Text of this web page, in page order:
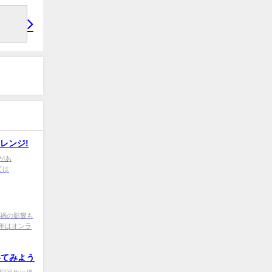
ンジ!
あ
は
の影響も
はオンラ
みよう